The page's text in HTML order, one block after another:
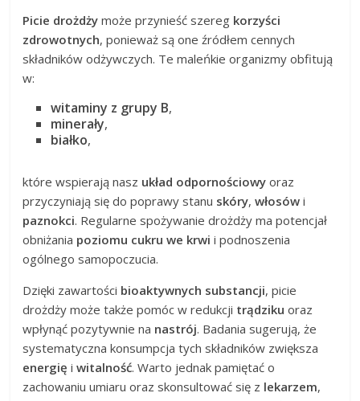
Picie drożdży może przynieść szereg korzyści
zdrowotnych, ponieważ są one źródłem cennych
składników odżywczych. Te maleńkie organizmy obfitują
w:
witaminy z grupy B,
minerały,
białko,
które wspierają nasz układ odpornościowy oraz
przyczyniają się do poprawy stanu skóry,włosów i
paznokci. Regularne spożywanie drożdży ma potencjał
obniżania poziomu cukru we krwi i podnoszenia
ogólnego samopoczucia.
Dzięki zawartości bioaktywnych substancji, picie
drożdży może także pomóc w redukcji trądziku oraz
wpłynąć pozytywnie na nastrój. Badania sugerują, że
systematyczna konsumpcja tych składników zwiększa
energię iwitalność. Warto jednak pamiętać o
zachowaniu umiaru oraz skonsultować się z lekarzem,